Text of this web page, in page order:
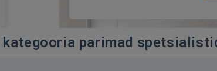
kategooria parimad